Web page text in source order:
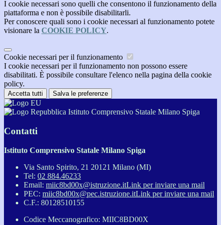
I cookie necessari sono quelli che consentono il funzionamento della
piattaforma e non è possibile disabilitarli.
Per conoscere quali sono i cookie necessari al funzionamento potete
visionare la COOKIE POLICY.
Cookie necessari per il funzionamento
I cookie necessari per il funzionamento non possono essere
disabilitati. È possibile consultare l'elenco nella pagina della cookie
policy.
Accetta tutti Salva le preferenze
Istituto Comprensivo Statale Milano Spiga
Contatti
Istituto Comprensivo Statale Milano Spiga
Via Santo Spirito, 21 20121 Milano (MI)
Tel: 02 884.46233
Email: miic8bd00x@istruzione.itLink per inviare una mail
PEC: miic8bd00x@pec.istruzione.itLink per inviare una mail
C.F.: 80128510155
Codice Meccanografico: MIIC8BD00X